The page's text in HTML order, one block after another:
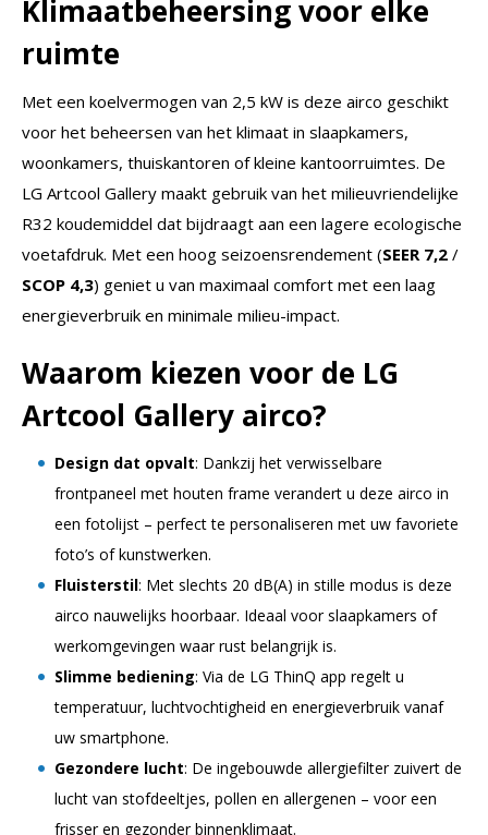
Klimaatbeheersing voor elke
ruimte
Met een koelvermogen van 2,5 kW is deze airco geschikt
voor het beheersen van het klimaat in slaapkamers,
woonkamers, thuiskantoren of kleine kantoorruimtes. De
LG Artcool Gallery maakt gebruik van het milieuvriendelijke
R32 koudemiddel dat bijdraagt aan een lagere ecologische
voetafdruk. Met een hoog seizoensrendement (SEER 7,2 /
SCOP 4,3) geniet u van maximaal comfort met een laag
energieverbruik en minimale milieu-impact.
Waarom kiezen voor de LG
Artcool Gallery airco?
Design dat opvalt: Dankzij het verwisselbare
frontpaneel met houten frame verandert u deze airco in
een fotolijst – perfect te personaliseren met uw favoriete
foto’s of kunstwerken.
Fluisterstil: Met slechts 20 dB(A) in stille modus is deze
airco nauwelijks hoorbaar. Ideaal voor slaapkamers of
werkomgevingen waar rust belangrijk is.
Slimme bediening: Via de LG ThinQ app regelt u
temperatuur, luchtvochtigheid en energieverbruik vanaf
uw smartphone.
Gezondere lucht: De ingebouwde allergiefilter zuivert de
lucht van stofdeeltjes, pollen en allergenen – voor een
frisser en gezonder binnenklimaat.